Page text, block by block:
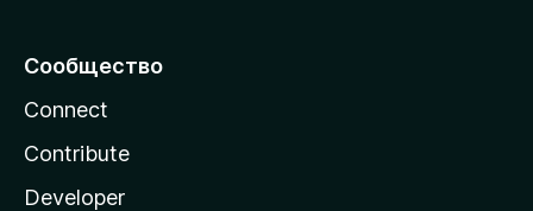
Сообщество
Connect
Contribute
Developer